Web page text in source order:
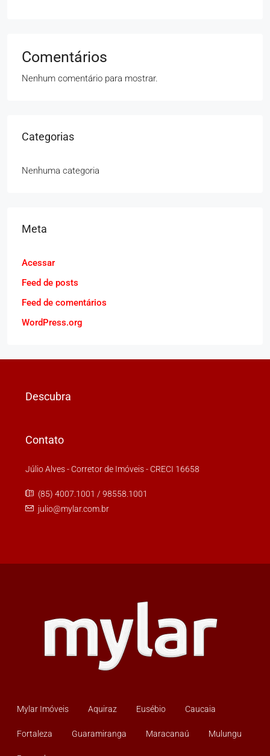
Comentários
Nenhum comentário para mostrar.
Categorias
Nenhuma categoria
Meta
Acessar
Feed de posts
Feed de comentários
WordPress.org
Descubra
Contato
Júlio Alves - Corretor de Imóveis - CRECI 16658
(85) 4007.1001 / 98558.1001
julio@mylar.com.br
Mylar Imóveis Aquiraz Eusébio Caucaia
Fortaleza Guaramiranga Maracanaú Mulungu